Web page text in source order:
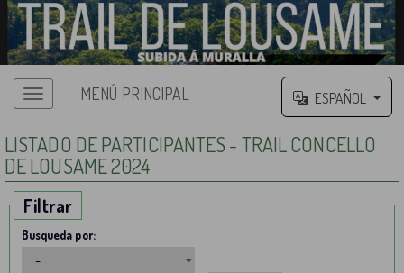
MENÚ PRINCIPAL ESPAÑOL
LISTADO DE PARTICIPANTES - TRAIL CONCELLO
DE LOUSAME 2024
Filtrar
Busqueda por: